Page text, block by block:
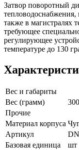
Затвор поворотный
также в магистралях
требующее
регулирующее
температуре до 130
Вес и габариты
Вес (грамм)
Прочие
Материал корпуса
Артикул
Базовая единица
шт